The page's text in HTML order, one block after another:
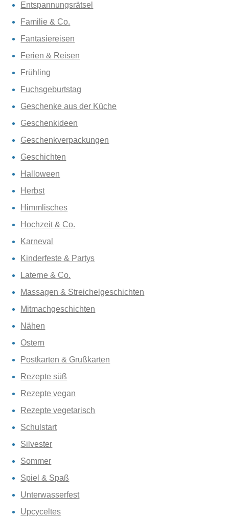
Entspannungsrätsel
Familie & Co.
Fantasiereisen
Ferien & Reisen
Frühling
Fuchsgeburtstag
Geschenke aus der Küche
Geschenkideen
Geschenkverpackungen
Geschichten
Halloween
Herbst
Himmlisches
Hochzeit & Co.
Karneval
Kinderfeste & Partys
Laterne & Co.
Massagen & Streichelgeschichten
Mitmachgeschichten
Nähen
Ostern
Postkarten & Grußkarten
Rezepte süß
Rezepte vegan
Rezepte vegetarisch
Schulstart
Silvester
Sommer
Spiel & Spaß
Unterwasserfest
Upcyceltes